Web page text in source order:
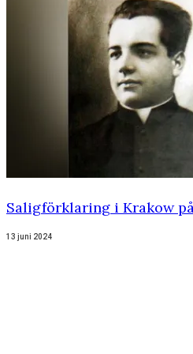
Saligförklaring i Krakow
13 juni 2024